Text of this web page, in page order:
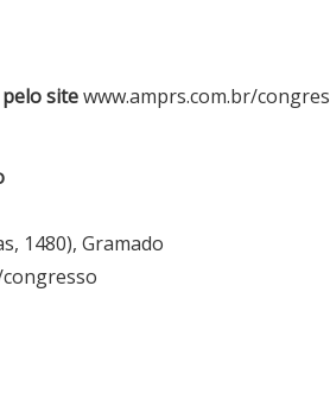
sitewww.amprs.com.br/
1480), Gramado